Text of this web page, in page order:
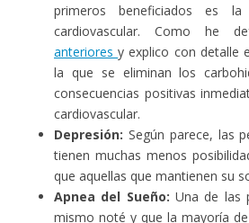
primeros beneficiados es
cardiovascular. Como he
anterioresy explico con detalle
la que se eliminan los
consecuencias positivas
cardiovascular.
Depresión: Según parece, las
tienen muchas menos
que aquellas que mantienen su
Apnea del Sueño: Una de las
mismo noté y que la mayoría